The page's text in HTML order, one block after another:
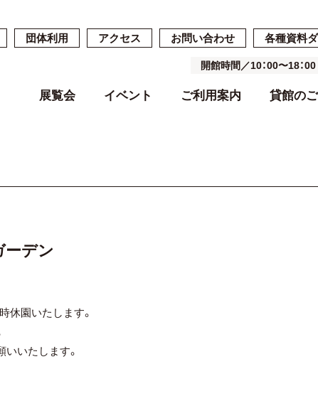
団体利用 アクセス お問い合わせ 各種資料
開館時間／10：00〜18：
展覧会 イベント ご利用案内 貸館の
ーデン
休園いたします。
いたします。